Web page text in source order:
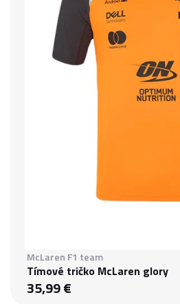
McLaren F1 team
Tímové tričko McLaren glory
35,99 €